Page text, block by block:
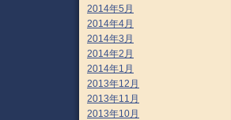
2014年5月
2014年4月
2014年3月
2014年2月
2014年1月
2013年12月
2013年11月
2013年10月